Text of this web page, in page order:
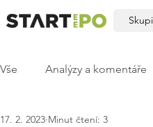
Vše Analýzy a komentáře
17. 2. 2023 Minut čtení: 3